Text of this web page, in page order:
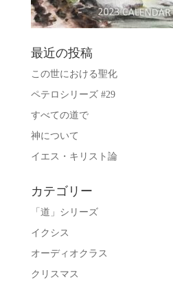
最近の投稿
この世における聖化
ペテロシリーズ #29
すべての道で
神について
イエス・キリスト論
カテゴリー
「道」シリーズ
イクシス
オーディオクラス
クリスマス